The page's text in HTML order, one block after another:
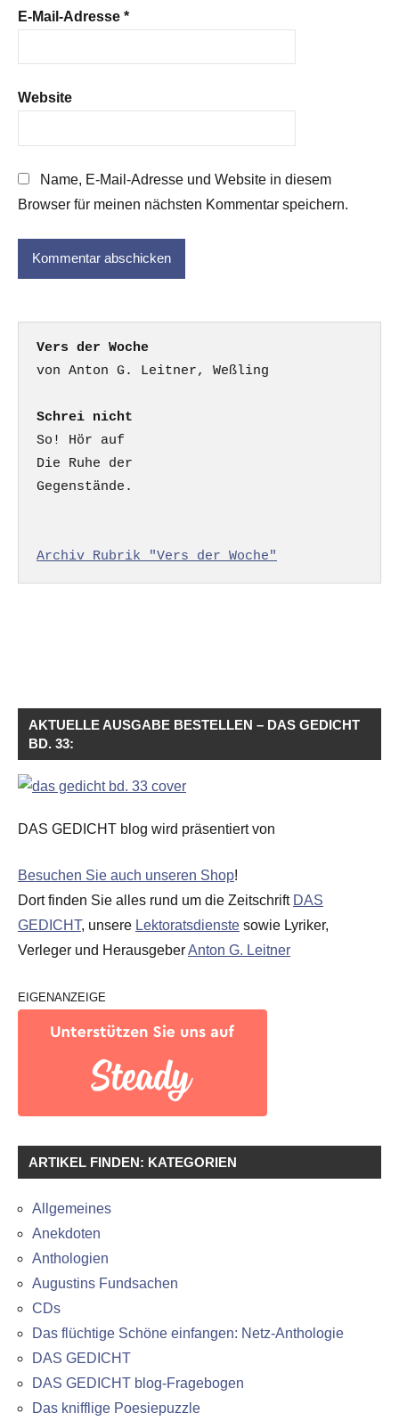
E-Mail-Adresse *
Website
Name, E-Mail-Adresse und Website in diesem
Browser für meinen nächsten Kommentar speichern.
Vers der Woche
Schrei nicht
So! Hör auf
Die Ruhe der
Gegenstände.
Archiv Rubrik "Vers der Woche"
AKTUELLE AUSGABE BESTELLEN – DAS GEDICHT
BD. 33:
DAS GEDICHT blog wird präsentiert von
Besuchen Sie auch unseren Shop!
Dort finden Sie alles rund um die Zeitschrift DAS
GEDICHT, unsere Lektoratsdienste sowie Lyriker,
Verleger und HerausgeberAnton G. Leitner
EIGENANZEIGE
ARTIKEL FINDEN: KATEGORIEN
Allgemeines
Anekdoten
Anthologien
Augustins Fundsachen
CDs
Das flüchtige Schöne einfangen: Netz-Anthologie
DAS GEDICHT
DAS GEDICHT blog-Fragebogen
Das knifflige Poesiepuzzle